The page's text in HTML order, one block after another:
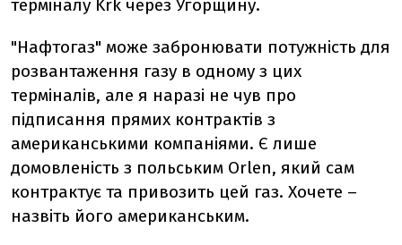
терміналу Krk через Угорщину.
"Нафтогаз" може забронювати потужність для
розвантаження газу в одному з цих
терміналів, але я наразі не чув про
підписання прямих контрактів з
американськими компаніями. Є лише
домовленість з польським Orlen, який сам
контрактує та привозить цей газ. Хочете –
назвіть його американським.